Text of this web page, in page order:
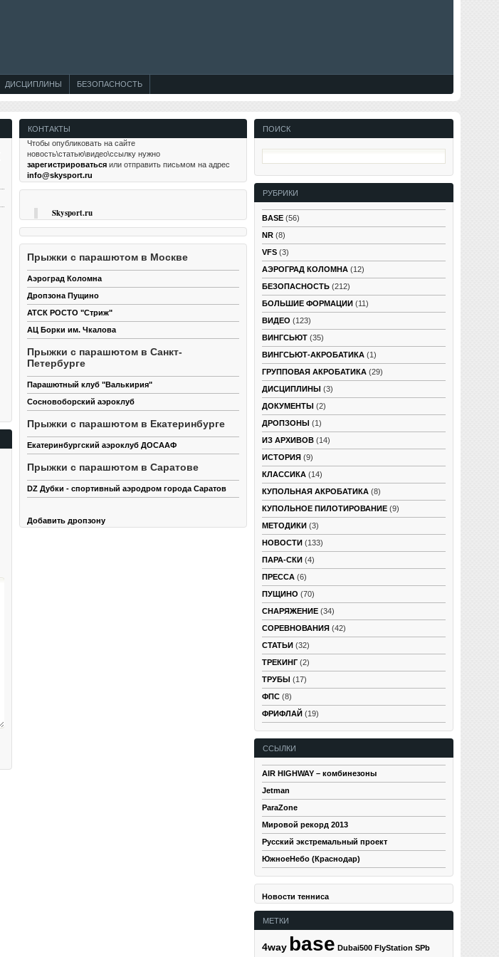
ДИСЦИПЛИНЫ БЕЗОПАСНОСТЬ
ПОИСК
РУБРИКИ
BASE (56)
NR (8)
VFS (3)
АЭРОГРАД КОЛОМНА (12)
БЕЗОПАСНОСТЬ (212)
БОЛЬШИЕ ФОРМАЦИИ (11)
ВИДЕО (123)
ВИНГСЬЮТ (35)
ВИНГСЬЮТ-АКРОБАТИКА (1)
ГРУППОВАЯ АКРОБАТИКА (29)
ДИСЦИПЛИНЫ (3)
ДОКУМЕНТЫ (2)
ДРОПЗОНЫ (1)
ИЗ АРХИВОВ (14)
ИСТОРИЯ (9)
КЛАССИКА (14)
КУПОЛЬНАЯ АКРОБАТИКА (8)
КУПОЛЬНОЕ ПИЛОТИРОВАНИЕ (9)
МЕТОДИКИ (3)
НОВОСТИ (133)
ПАРА-СКИ (4)
ПРЕССА (6)
ПУЩИНО (70)
СНАРЯЖЕНИЕ (34)
СОРЕВНОВАНИЯ (42)
СТАТЬИ (32)
ТРЕКИНГ (2)
ТРУБЫ (17)
ФПС (8)
ФРИФЛАЙ (19)
ССЫЛКИ
AIR HIGHWAY – комбинезоны
Jetman
ParaZone
Мировой рекорд 2013
Русский экстремальный проект
ЮжноеНебо (Краснодар)
Новости тенниса
МЕТКИ
4way base Dubai500 FlyStation SPb
КОНТАКТЫ
Чтобы опубликовать на сайте
новость\статью\видео\ссылку нужно
зарегистрироваться или отправить письмом на адрес
info@skysport.ru
Skysport.ru
Прыжки с парашютом в Москве
Аэроград Коломна
Дропзона Пущино
АТСК РОСТО "Стриж"
АЦ Борки им. Чкалова
Прыжки с парашютом в Санкт-
Петербурге
Парашютный клуб "Валькирия"
Сосновоборский аэроклуб
Прыжки с парашютом в Екатеринбурге
Екатеринбургский аэроклуб ДОСААФ
Прыжки с парашютом в Саратове
DZ Дубки - спортивный аэродром города Саратов
Добавить дропзону